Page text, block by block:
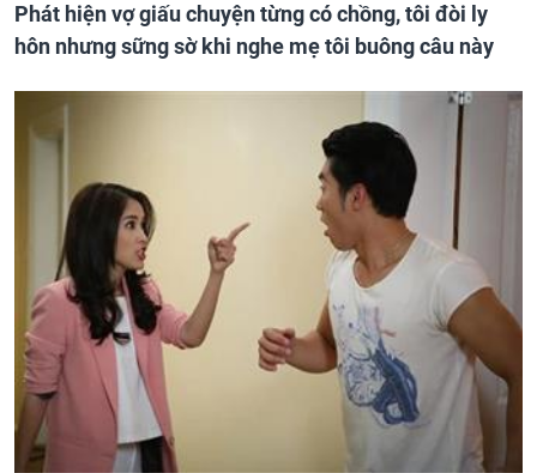
Phát hiện vợ giấu chuyện từng có chồng, tôi đòi ly
hôn nhưng sững sờ khi nghe mẹ tôi buông câu này